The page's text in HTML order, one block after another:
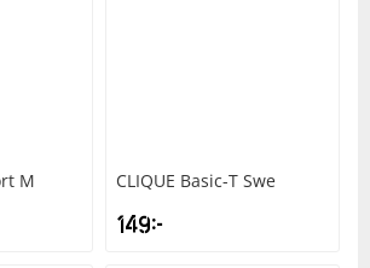
M CLIQUE Basic-T Swe
149kr